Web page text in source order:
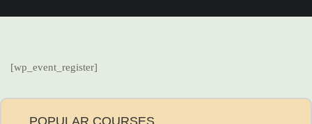
[wp_event_register]
POPULAR COURSES